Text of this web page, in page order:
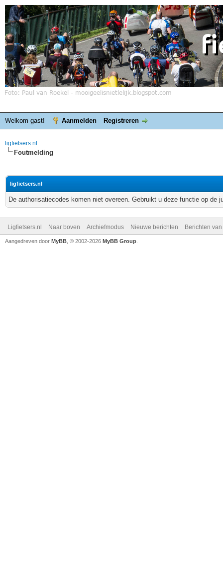
Welkom gast! Aanmelden Registreren
ligfietsers.nl
Foutmelding
ligfietsers.nl
De authorisatiecodes komen niet overeen. Gebruikt u deze functie op de
Ligfietsers.nl Naar boven Archiefmodus Nieuwe berichten Berichten
Aangedreven door MyBB , © 2002-2026 MyBB Group